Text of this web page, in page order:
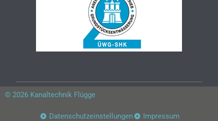
© 2026 Kanaltechnik Flügge
Datenschutzeinstellungen Impressum